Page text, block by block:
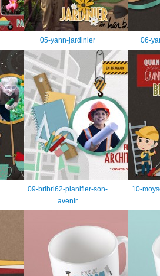
05-yann-jardinier 06-
09-bribri62-planifier-son-
avenir
10-